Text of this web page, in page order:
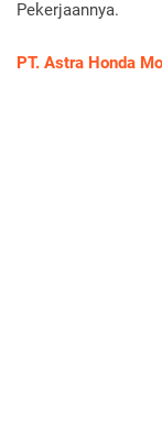
Pekerjaannya.
PT. Astra Honda